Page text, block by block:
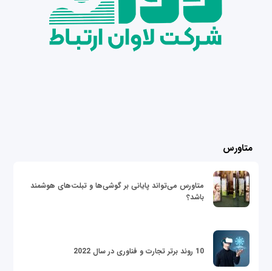
متاورس
متاورس می‌تواند پایانی بر گوشی‌ها و تبلت‌های هوشمند
باشد؟
10 روند برتر تجارت و فناوری در سال 2022